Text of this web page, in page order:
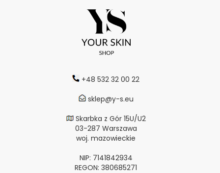
+48 532 32 00 22
sklep@y-s.eu
Skarbka z Gór 15U/U2
03-287 Warszawa
woj. mazowieckie
NIP: 7141842934
REGON: 380685271